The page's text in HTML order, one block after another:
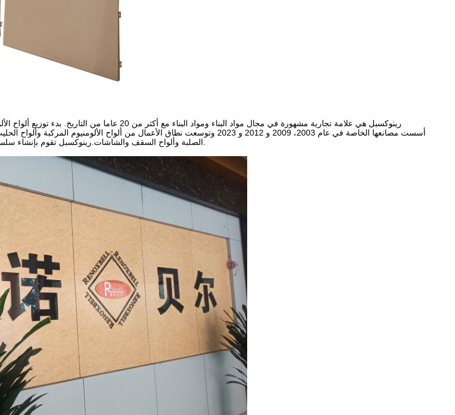
أسست مصانعها الخاصة في عام 2003، 2009 و 2012 و 2023 وتوسعت نطاق الأعمال من ألواح الألومنيوم